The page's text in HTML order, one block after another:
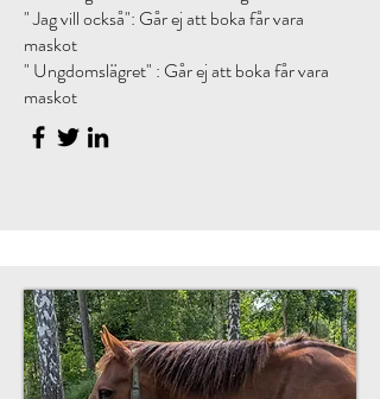
" Jag vill också": Går ej att boka får vara
maskot
" Ungdomslägret" : Går ej att boka får vara
maskot